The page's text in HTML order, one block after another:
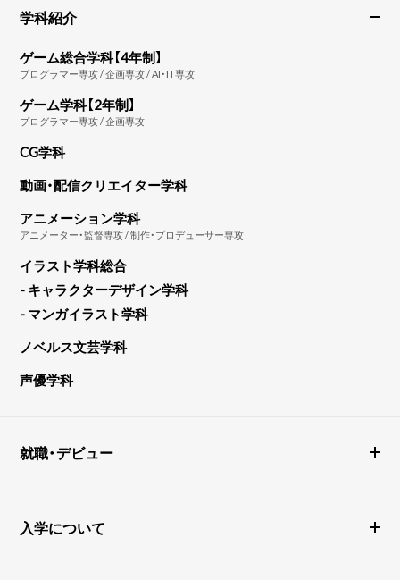
学科紹介
ゲーム総合学科【4年制】
プログラマー専攻 / 企画専攻 / AI・IT専攻
ゲーム学科【2年制】
プログラマー専攻 / 企画専攻
CG学科
動画・配信クリエイター学科
アニメーション学科
アニメーター・監督専攻 / 制作・プロデューサー専攻
イラスト学科総合
- キャラクターデザイン学科
- マンガイラスト学科
ノベルス文芸学科
声優学科
就職・デビュー
入学について